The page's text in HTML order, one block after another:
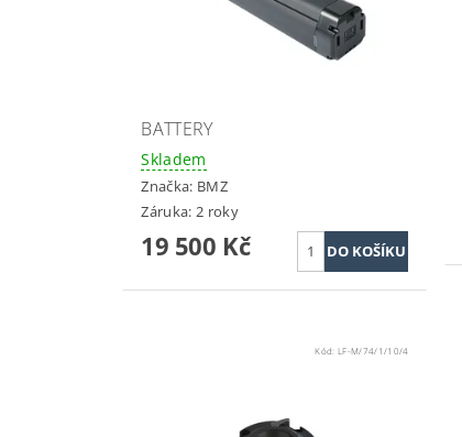
BATTERY
Skladem
Značka: BMZ
Záruka: 2 roky
19 500 Kč
Kód: LF-M/74/1/10/4